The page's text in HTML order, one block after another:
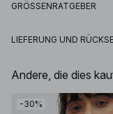
GRÖSSENRATGEBER
LIEFERUNG UND
Andere, die dies
-30%